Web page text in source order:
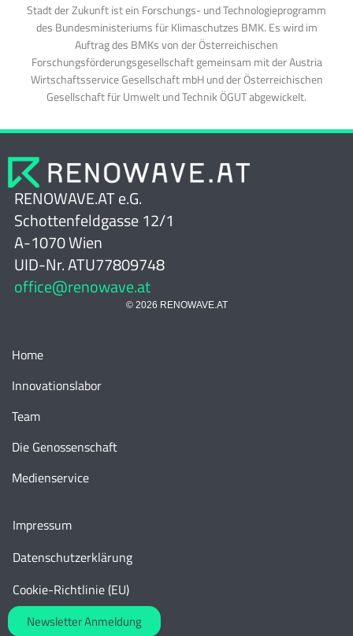
Stadt der Zukunft ist ein Forschungs- und Technologieprogramm
des Bundesministeriums für Klimaschutzes BMK. Es wird im
Auftrag des BMKs von der Österreichischen
Forschungsförderungsgesellschaft gemeinsam mit der Austria
Wirtschaftsservice Gesellschaft mbH und der Österreichischen
Gesellschaft für Umwelt und Technik ÖGUT abgewickelt.
RENOWAVE.AT e.G.
Schottenfeldgasse 12/1
A-1070 Wien
UID-Nr. ATU77809748
office@renowave.at
© 2026 RENOWAVE.AT
Home
Innovationslabor
Team
Die Genossenschaft
Medienservice
Impressum
Datenschutzerklärung
Cookie-Richtlinie (EU)
Newsletter Anmeldung